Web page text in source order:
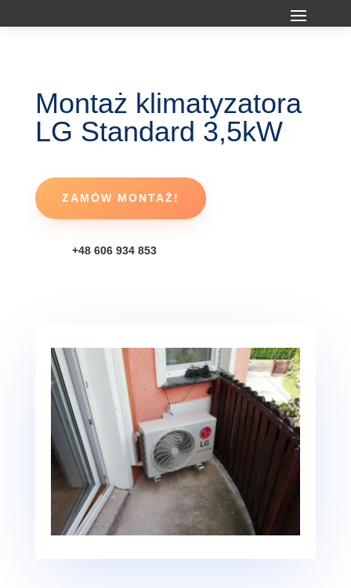
Montaż klimatyzatora
LG Standard 3,5kW
ZAMÓW MONTAŻ!
+48 606 934 853